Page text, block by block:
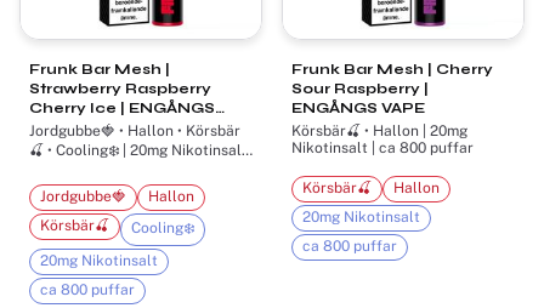
Frunk Bar Mesh |
Strawberry Raspberry
Cherry Ice | ENGÅNGS
VAPE
Jordgubbe🍓 • Hallon • Körsbär
🍒 • Cooling❄️ | 20mg Nikotinsalt
Jordgubbe🍓
Hallon
Körsbär🍒
Cooling❄️
20mg Nikotinsalt
ca 800 puffar
Frunk Bar Mesh | Cherry
Sour Raspberry |
ENGÅNGS VAPE
Körsbär🍒 • Hallon | 20mg
Nikotinsalt | ca 800 puffar
Körsbär🍒
Hallon
20mg Nikotinsalt
ca 800 puffar